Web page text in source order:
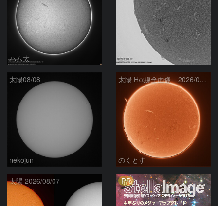
ハム太 ta-o
太陽08/08
nekojun
太陽 Hα線全面像 2026/08/08
のくとす
太陽 2026/08/07 PR